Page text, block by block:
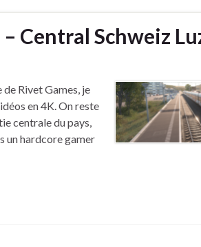
Central Schweiz
Rivet Games, je
en 4K. On reste
centrale du pays,
un hardcore gamer